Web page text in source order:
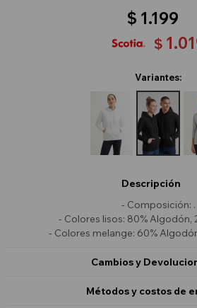
$ 1.199
$
Variantes:
Descripción
- Composición: .
- Colores lisos: 80% Algodón,
- Colores melange: 60%
Cambios y
Métodos y costos de